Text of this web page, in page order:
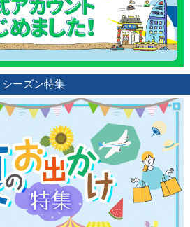
シーズン特集